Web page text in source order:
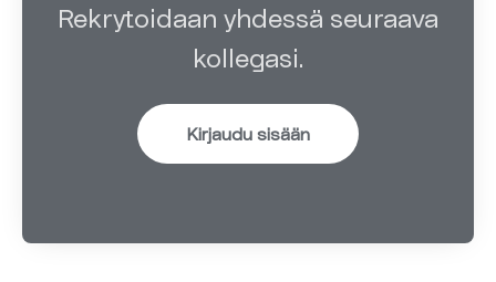
Rekrytoidaan yhdessä seuraava
kollegasi.
Kirjaudu sisään